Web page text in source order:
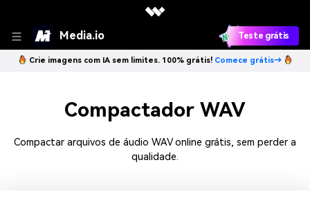
Media.io Teste grátis
Crie imagens com IA sem limites. 100% grátis! Comece grátis→
Compactador WAV
Compactar arquivos de áudio WAV online grátis, sem perder a
qualidade.